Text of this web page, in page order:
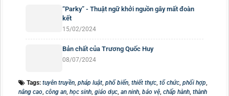
“Parky” - Thuật ngữ khởi nguồn gây mất đoàn
kết
15/02/2024
Bản chất của Trương Quốc Huy
08/07/2024
Tags: tuyên truyền, pháp luật, phổ biến, thiết thực, tổ chức, phối hợp,
nâng cao, công an, học sinh, giáo dục, an ninh, bảo vệ, chấp hành, thành